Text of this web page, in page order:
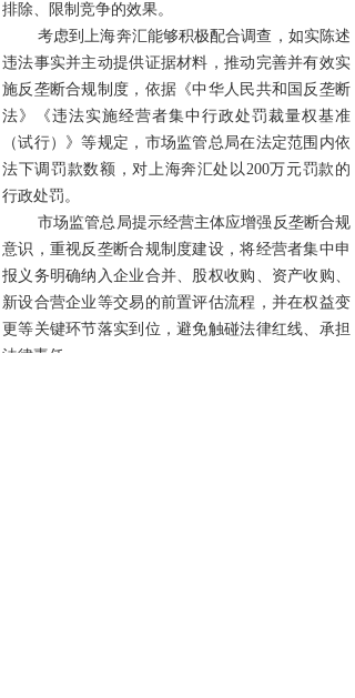
排除、限制竞争的效果。
考虑到上海奔汇能够积极配合调查，如实陈述
违法事实并主动提供证据材料，推动完善并有效实
施反垄断合规制度，依据《中华人民共和国反垄断
法》《违法实施经营者集中行政处罚裁量权基准
（试行）》等规定，市场监管总局在法定范围内依
法下调罚款数额，对上海奔汇处以200万元罚款的
行政处罚。
市场监管总局提示经营主体应增强反垄断合规
意识，重视反垄断合规制度建设，将经营者集中申
报义务明确纳入企业合并、股权收购、资产收购、
新设合营企业等交易的前置评估流程，并在权益变
更等关键环节落实到位，避免触碰法律红线、承担
法律责任。